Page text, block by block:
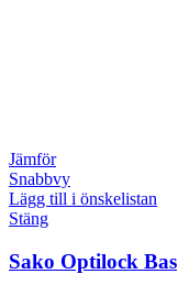
Jämför
Snabbvy
Lägg till i önskelistan
Stäng
Sako Optilock Bas